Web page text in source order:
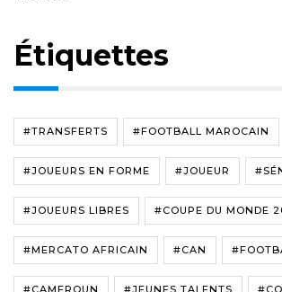
Étiquettes
#TRANSFERTS #FOOTBALL MAROCAIN
#JOUEURS EN FORME #JOUEUR
#JOUEURS LIBRES #COUPE DU MONDE
#MERCATO AFRICAIN #CAN
#CAMEROUN #JEUNES TALENTS